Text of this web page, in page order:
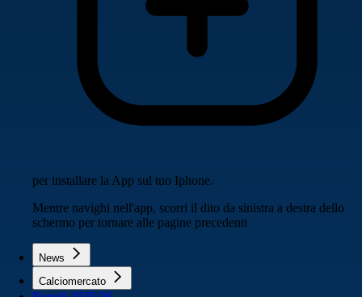
per installare la App sul tuo Iphone.
Mentre navighi nell'app, scorri il dito da sinistra a destra dello
schermo per tornare alle pagine precedenti
News
Calciomercato